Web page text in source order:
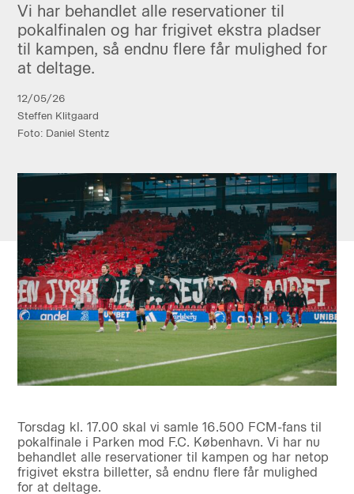
Vi har behandlet alle reservationer til
pokalfinalen og har frigivet ekstra pladser
til kampen, så endnu flere får mulighed for
at deltage.
12/05/26
Steffen Klitgaard
Foto: Daniel Stentz
Torsdag kl. 17.00 skal vi samle 16.500 FCM-fans til
pokalfinale i Parken mod F.C. København. Vi har nu
behandlet alle reservationer til kampen og har netop
frigivet ekstra billetter, så endnu flere får mulighed
for at deltage.